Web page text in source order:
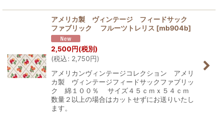
アメリカ製 ヴィンテージ フィードサック
ファブリック フルーツトレリス [mb904b]
2,500円(税別)
(税込: 2,750円)
アメリカンヴィンテージコレクション アメリ
カ製 ヴィンテージフィードサックファブリッ
ク 綿１００％ サイズ４５ｃｍｘ５４ｃｍ
数量２以上の場合はカットせずにお送りいたし
ます。